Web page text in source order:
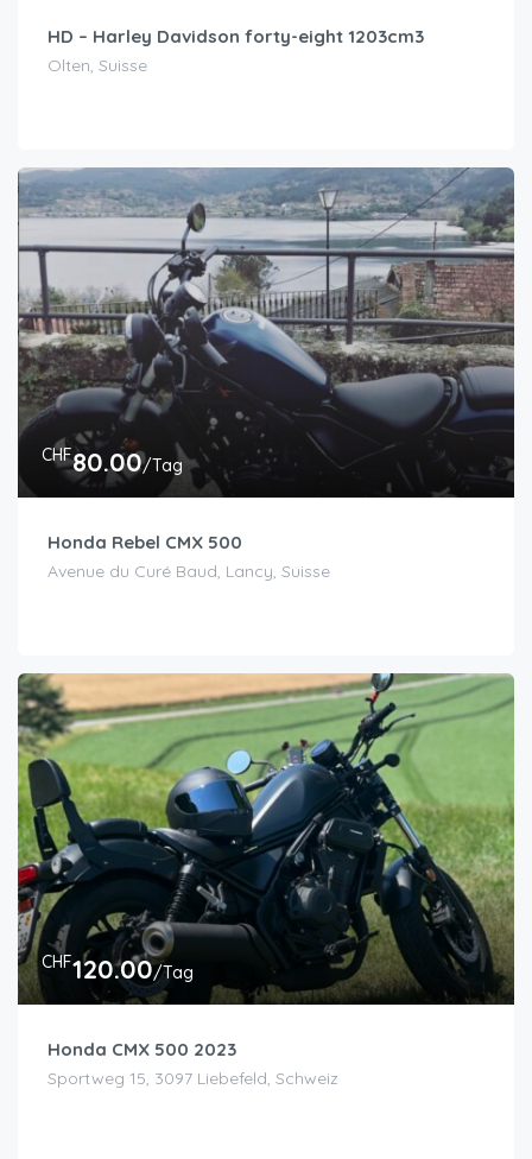
HD – Harley Davidson forty-eight 1203cm3
Olten, Suisse
CHF80.00/Tag
Honda Rebel CMX 500
Avenue du Curé Baud, Lancy, Suisse
CHF120.00/Tag
Honda CMX 500 2023
Sportweg 15, 3097 Liebefeld, Schweiz